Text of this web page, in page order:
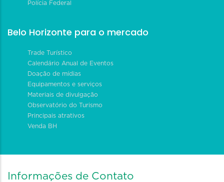
Polícia Federal
Belo Horizonte para o mercado
Trade Turístico
Calendário Anual de Eventos
Doação de mídias
Equipamentos e serviços
Materiais de divulgação
Observatório do Turismo
Principais atrativos
Venda BH
Informações de Contato